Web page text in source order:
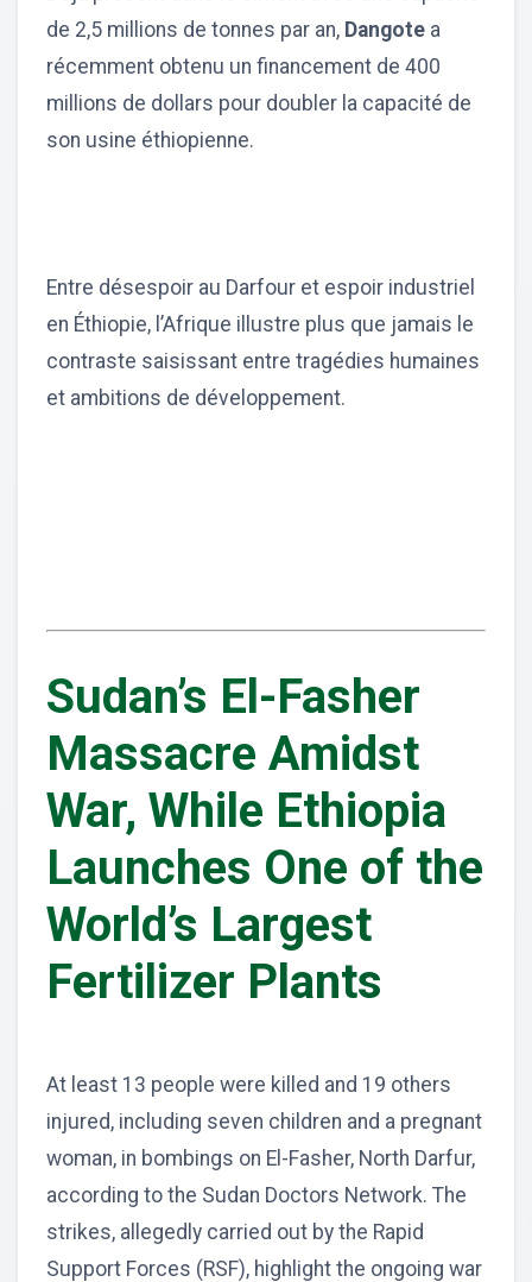
de 2,5 millions de tonnes par an, Dangote a
récemment obtenu un financement de 400
millions de dollars pour doubler la capacité de
son usine éthiopienne.
Entre désespoir au Darfour et espoir industriel
en Éthiopie, l’Afrique illustre plus que jamais le
contraste saisissant entre tragédies humaines
et ambitions de développement.
Sudan’s El-Fasher
Massacre Amidst
War, While Ethiopia
Launches One of the
World’s Largest
Fertilizer Plants
At least 13 people were killed and 19 others
injured, including seven children and a pregnant
woman, in bombings on El-Fasher, North Darfur,
according to the Sudan Doctors Network. The
strikes, allegedly carried out by the Rapid
Support Forces (RSF), highlight the ongoing war